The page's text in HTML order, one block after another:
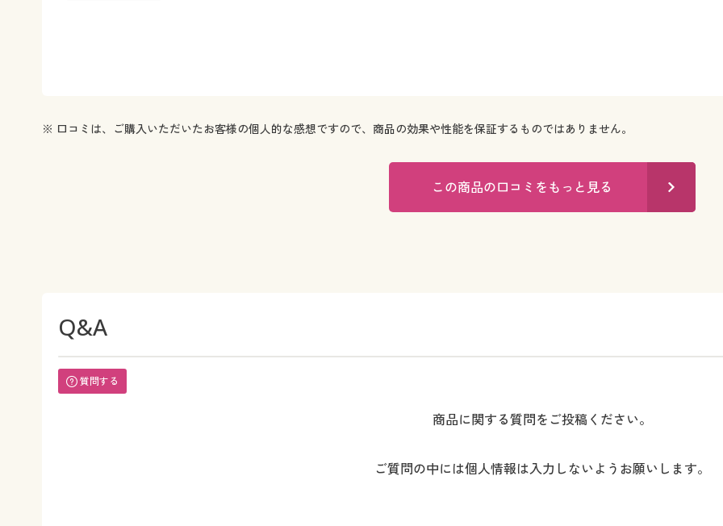
※ 口コミは、ご購入いただいたお客様の個人的な感想ですので、商品の効果や性能を保証するものではありません。
この商品の口コミをもっと見る
Q&A
質問する
商品に関する質問をご投稿ください。
ご質問の中には個人情報は入力しないようお願いします。